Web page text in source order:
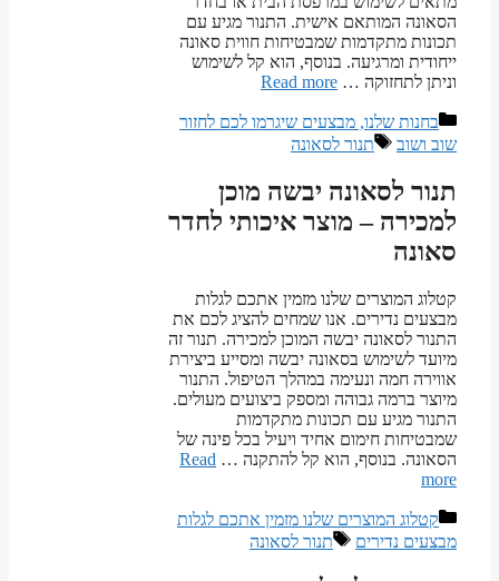
הסאונה המותאם אישית. התנור מגיע עם
תכונות מתקדמות שמבטיחות חווית סאונה
ייחודית ומרגיעה. בנוסף, הוא קל לשימוש
וניתן לתחזוקה … Read more
קטגוריות
בחנות שלנו, מבצעים שיגרמו לכם לחזור
שוב ושוב
תגיות
תנור לסאונה
תנור לסאונה יבשה מוכן
למכירה – מוצר איכותי לחדר
סאונה
קטלוג המוצרים שלנו מזמין אתכם לגלות
מבצעים נדירים. אנו שמחים להציג לכם את
התנור לסאונה יבשה המוכן למכירה. תנור זה
מיועד לשימוש בסאונה יבשה ומסייע ביצירת
אווירה חמה ונעימה במהלך הטיפול. התנור
מיוצר ברמה גבוהה ומספק ביצועים מעולים.
התנור מגיע עם תכונות מתקדמות
שמבטיחות חימום אחיד ויעיל בכל פינה של
הסאונה. בנוסף, הוא קל להתקנה … Read
more
קטגוריות
קטלוג המוצרים שלנו מזמין אתכם לגלות
מבצעים נדירים
תגיות
תנור לסאונה